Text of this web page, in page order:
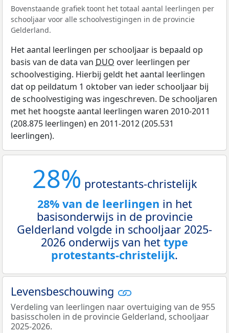
Bovenstaande grafiek toont het totaal aantal leerlingen per
schooljaar voor alle schoolvestigingen in de provincie
Gelderland.
Het aantal leerlingen per schooljaar is bepaald op
basis van de data van DUO over leerlingen per
schoolvestiging. Hierbij geldt het aantal leerlingen
dat op peildatum 1 oktober van ieder schooljaar bij
de schoolvestiging was ingeschreven. De schooljaren
met het hoogste aantal leerlingen waren 2010-2011
(208.875 leerlingen) en 2011-2012 (205.531
leerlingen).
28% protestants-christelijk
28% van de leerlingen in het
basisonderwijs in de provincie
Gelderland volgde in schooljaar 2025-
2026 onderwijs van het type
protestants-christelijk.
Levensbeschouwing
Verdeling van leerlingen naar overtuiging van de 955
basisscholen in de provincie Gelderland, schooljaar
2025-2026.